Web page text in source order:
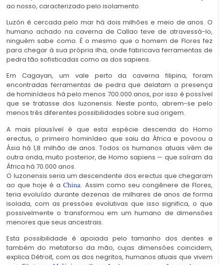
ao nosso, caracterizado pelo isolamento.
Luzón é cercada pelo mar há doismilhões e meio de anos. O
humano achado na caverna de Callao teve de atravessá-lo,
ninguém sabe como. É o mesmo que o homem de Flores fez
para chegar à sua própria ilha, onde fabricava ferramentas de
pedra tão sofisticadas como as dos sapiens.
Em Cagayan, um vale perto da caverna filipina, foram
encontradas ferramentas de pedra que delatam a presença
de hominídeos há pelo menos 700.000 anos, por isso é possível
que se tratasse dos luzonensis. Neste ponto, abrem-se pelo
menos três diferentes possibilidades sobre sua origem.
A mais plausível é que esta espécie descenda do Homo
erectus, o primeiro hominídeo que saiu da África e povoou a
Ásia há 1,8 milhão de anos. Todos os humanos atuais vêm de
outra onda, muito posterior, de Homo sapiens — que saíram da
África há 70.000 anos.
O luzonensis seria um descendente dos erectus que chegaram
ao que hoje é aChina. Assim como seu congênere de Flores,
teria evoluído durante dezenas de milhares de anos de forma
isolada, com as pressões evolutivas que isso significa, o que
possivelmente o transformou em um humano de dimensões
menores que seus ancestrais.
Esta possibilidade é apoiada pelo tamanho dos dentes e
também do metatarso da mão, cujas dimensões coincidem,
explica Détroit, com as dos negritos, humanos atuais que vivem